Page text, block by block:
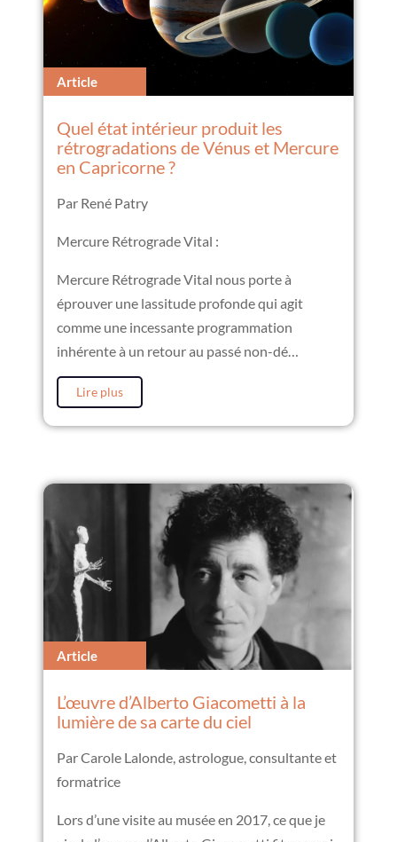
Article
Quel état intérieur produit les
rétrogradations de Vénus et Mercure
en Capricorne ?
Par René Patry
Mercure Rétrograde Vital :
Mercure Rétrograde Vital nous porte à
éprouver une lassitude profonde qui agit
comme une incessante programmation
inhérente à un retour au passé non-dé…
Lire plus
Article
L’œuvre d’Alberto Giacometti à la
lumière de sa carte du ciel
Par Carole Lalonde, astrologue, consultante et
formatrice
Lors d’une visite au musée en 2017, ce que je